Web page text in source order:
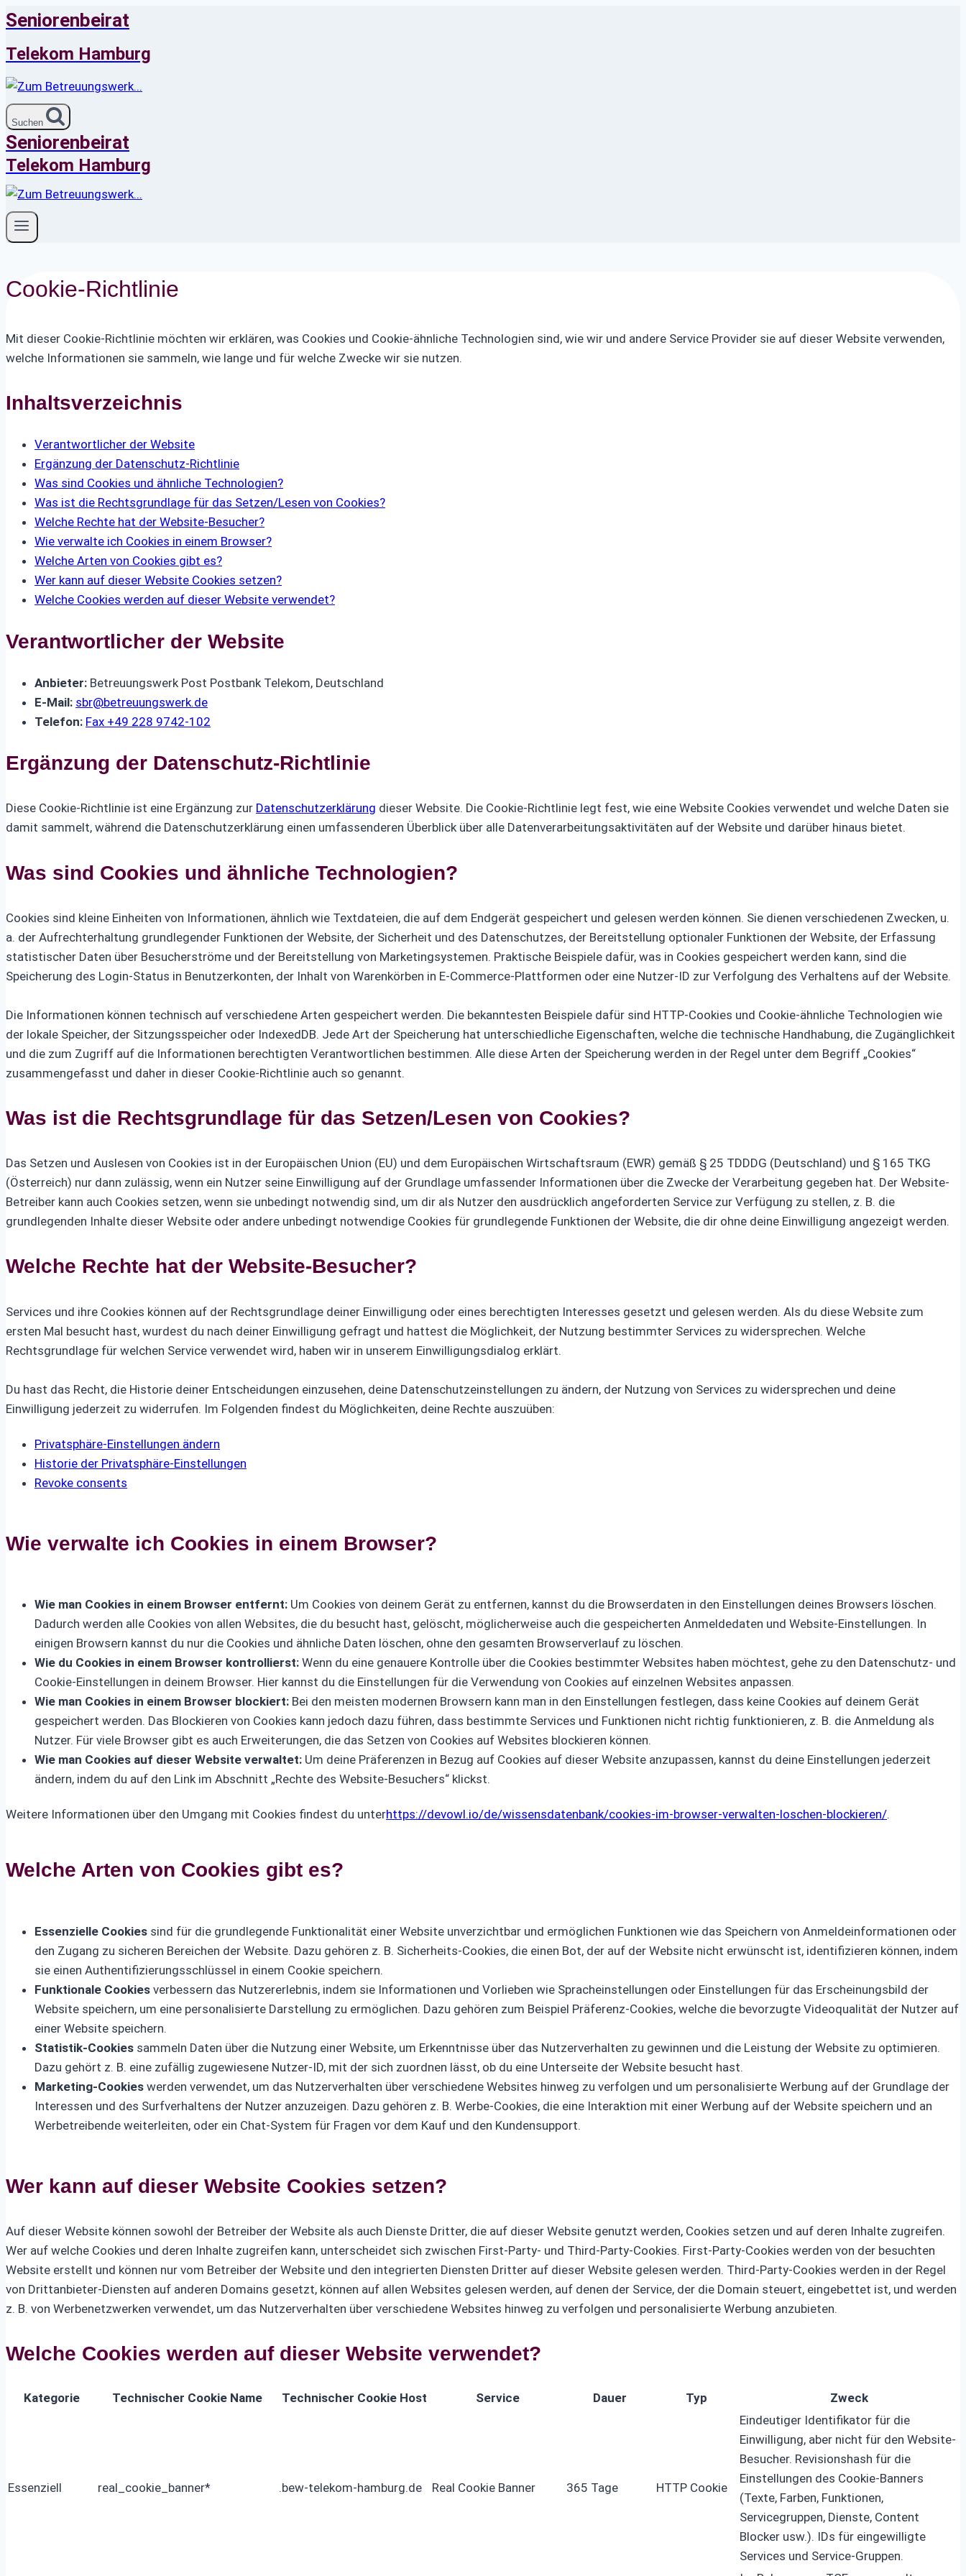
Zum
Inhalt
springen
Seniorenbeirat
Telekom Hamburg
Suchen
Seniorenbeirat
Telekom Hamburg
Cookie-Richtlinie
Mit dieser Cookie-Richtlinie möchten wir erklären, was Cookies und Cookie-ähnliche Technologien sind, wie wir und andere Service Provider sie auf dieser Website verwenden,
welche Informationen sie sammeln, wie lange und für welche Zwecke wir sie nutzen.
Inhaltsverzeichnis
Verantwortlicher der Website
Ergänzung der Datenschutz-Richtlinie
Was sind Cookies und ähnliche Technologien?
Was ist die Rechtsgrundlage für das Setzen/Lesen von Cookies?
Welche Rechte hat der Website-Besucher?
Wie verwalte ich Cookies in einem Browser?
Welche Arten von Cookies gibt es?
Wer kann auf dieser Website Cookies setzen?
Welche Cookies werden auf dieser Website verwendet?
Verantwortlicher der Website
Anbieter: Betreuungswerk Post Postbank Telekom, Deutschland
E-Mail: sbr@betreuungswerk.de
Telefon: Fax +49 228 9742-102
Ergänzung der Datenschutz-Richtlinie
Diese Cookie-Richtlinie ist eine Ergänzung zur Datenschutzerklärung dieser Website. Die Cookie-Richtlinie legt fest, wie eine Website Cookies verwendet und welche Daten sie
damit sammelt, während die Datenschutzerklärung einen umfassenderen Überblick über alle Datenverarbeitungsaktivitäten auf der Website und darüber hinaus bietet.
Was sind Cookies und ähnliche Technologien?
Cookies sind kleine Einheiten von Informationen, ähnlich wie Textdateien, die auf dem Endgerät gespeichert und gelesen werden können. Sie dienen verschiedenen Zwecken, u.
a. der Aufrechterhaltung grundlegender Funktionen der Website, der Sicherheit und des Datenschutzes, der Bereitstellung optionaler Funktionen der Website, der Erfassung
statistischer Daten über Besucherströme und der Bereitstellung von Marketingsystemen. Praktische Beispiele dafür, was in Cookies gespeichert werden kann, sind die
Speicherung des Login-Status in Benutzerkonten, der Inhalt von Warenkörben in E-Commerce-Plattformen oder eine Nutzer-ID zur Verfolgung des Verhaltens auf der Website.
Die Informationen können technisch auf verschiedene Arten gespeichert werden. Die bekanntesten Beispiele dafür sind HTTP-Cookies und Cookie-ähnliche Technologien wie
der lokale Speicher, der Sitzungsspeicher oder IndexedDB. Jede Art der Speicherung hat unterschiedliche Eigenschaften, welche die technische Handhabung, die Zugänglichkeit
und die zum Zugriff auf die Informationen berechtigten Verantwortlichen bestimmen. Alle diese Arten der Speicherung werden in der Regel unter dem Begriff „Cookies“
zusammengefasst und daher in dieser Cookie-Richtlinie auch so genannt.
Was ist die Rechtsgrundlage für das Setzen/Lesen von Cookies?
Das Setzen und Auslesen von Cookies ist in der Europäischen Union (EU) und dem Europäischen Wirtschaftsraum (EWR) gemäß § 25 TDDDG (Deutschland) und § 165 TKG
(Österreich) nur dann zulässig, wenn ein Nutzer seine Einwilligung auf der Grundlage umfassender Informationen über die Zwecke der Verarbeitung gegeben hat. Der Website-
Betreiber kann auch Cookies setzen, wenn sie unbedingt notwendig sind, um dir als Nutzer den ausdrücklich angeforderten Service zur Verfügung zu stellen, z. B. die
grundlegenden Inhalte dieser Website oder andere unbedingt notwendige Cookies für grundlegende Funktionen der Website, die dir ohne deine Einwilligung angezeigt werden.
Welche Rechte hat der Website-Besucher?
Services und ihre Cookies können auf der Rechtsgrundlage deiner Einwilligung oder eines berechtigten Interesses gesetzt und gelesen werden. Als du diese Website zum
ersten Mal besucht hast, wurdest du nach deiner Einwilligung gefragt und hattest die Möglichkeit, der Nutzung bestimmter Services zu widersprechen. Welche
Rechtsgrundlage für welchen Service verwendet wird, haben wir in unserem Einwilligungsdialog erklärt.
Du hast das Recht, die Historie deiner Entscheidungen einzusehen, deine Datenschutzeinstellungen zu ändern, der Nutzung von Services zu widersprechen und deine
Einwilligung jederzeit zu widerrufen. Im Folgenden findest du Möglichkeiten, deine Rechte auszuüben:
Privatsphäre-Einstellungen ändern
Historie der Privatsphäre-Einstellungen
Revoke consents
Wie verwalte ich Cookies in einem Browser?
Wie man Cookies in einem Browser entfernt: Um Cookies von deinem Gerät zu entfernen, kannst du die Browserdaten in den Einstellungen deines Browsers löschen.
Dadurch werden alle Cookies von allen Websites, die du besucht hast, gelöscht, möglicherweise auch die gespeicherten Anmeldedaten und Website-Einstellungen. In
einigen Browsern kannst du nur die Cookies und ähnliche Daten löschen, ohne den gesamten Browserverlauf zu löschen.
Wie du Cookies in einem Browser kontrollierst: Wenn du eine genauere Kontrolle über die Cookies bestimmter Websites haben möchtest, gehe zu den Datenschutz- und
Cookie-Einstellungen in deinem Browser. Hier kannst du die Einstellungen für die Verwendung von Cookies auf einzelnen Websites anpassen.
Wie man Cookies in einem Browser blockiert: Bei den meisten modernen Browsern kann man in den Einstellungen festlegen, dass keine Cookies auf deinem Gerät
gespeichert werden. Das Blockieren von Cookies kann jedoch dazu führen, dass bestimmte Services und Funktionen nicht richtig funktionieren, z. B. die Anmeldung als
Nutzer. Für viele Browser gibt es auch Erweiterungen, die das Setzen von Cookies auf Websites blockieren können.
Wie man Cookies auf dieser Website verwaltet: Um deine Präferenzen in Bezug auf Cookies auf dieser Website anzupassen, kannst du deine Einstellungen jederzeit
ändern, indem du auf den Link im Abschnitt „Rechte des Website-Besuchers“ klickst.
Weitere Informationen über den Umgang mit Cookies findest du unterhttps://devowl.io/de/wissensdatenbank/cookies-im-browser-verwalten-loschen-blockieren/.
Welche Arten von Cookies gibt es?
Essenzielle Cookies sind für die grundlegende Funktionalität einer Website unverzichtbar und ermöglichen Funktionen wie das Speichern von Anmeldeinformationen oder
den Zugang zu sicheren Bereichen der Website. Dazu gehören z. B. Sicherheits-Cookies, die einen Bot, der auf der Website nicht erwünscht ist, identifizieren können, indem
sie einen Authentifizierungsschlüssel in einem Cookie speichern.
Funktionale Cookies verbessern das Nutzererlebnis, indem sie Informationen und Vorlieben wie Spracheinstellungen oder Einstellungen für das Erscheinungsbild der
Website speichern, um eine personalisierte Darstellung zu ermöglichen. Dazu gehören zum Beispiel Präferenz-Cookies, welche die bevorzugte Videoqualität der Nutzer auf
einer Website speichern.
Statistik-Cookies sammeln Daten über die Nutzung einer Website, um Erkenntnisse über das Nutzerverhalten zu gewinnen und die Leistung der Website zu optimieren.
Dazu gehört z. B. eine zufällig zugewiesene Nutzer-ID, mit der sich zuordnen lässt, ob du eine Unterseite der Website besucht hast.
Marketing-Cookies werden verwendet, um das Nutzerverhalten über verschiedene Websites hinweg zu verfolgen und um personalisierte Werbung auf der Grundlage der
Interessen und des Surfverhaltens der Nutzer anzuzeigen. Dazu gehören z. B. Werbe-Cookies, die eine Interaktion mit einer Werbung auf der Website speichern und an
Werbetreibende weiterleiten, oder ein Chat-System für Fragen vor dem Kauf und den Kundensupport.
Wer kann auf dieser Website Cookies setzen?
Auf dieser Website können sowohl der Betreiber der Website als auch Dienste Dritter, die auf dieser Website genutzt werden, Cookies setzen und auf deren Inhalte zugreifen.
Wer auf welche Cookies und deren Inhalte zugreifen kann, unterscheidet sich zwischen First-Party- und Third-Party-Cookies. First-Party-Cookies werden von der besuchten
Website erstellt und können nur vom Betreiber der Website und den integrierten Diensten Dritter auf dieser Website gelesen werden. Third-Party-Cookies werden in der Regel
von Drittanbieter-Diensten auf anderen Domains gesetzt, können auf allen Websites gelesen werden, auf denen der Service, der die Domain steuert, eingebettet ist, und werden
z. B. von Werbenetzwerken verwendet, um das Nutzerverhalten über verschiedene Websites hinweg zu verfolgen und personalisierte Werbung anzubieten.
Welche Cookies werden auf dieser Website verwendet?
Kategorie Technischer Cookie Name Technischer Cookie Host Service Dauer Typ Zweck
Essenziell real_cookie_banner* .bew-telekom-hamburg.de Real Cookie Banner 365 Tage HTTP Cookie
Eindeutiger Identifikator für die
Einwilligung, aber nicht für den Website-
Besucher. Revisionshash für die
Einstellungen des Cookie-Banners
(Texte, Farben, Funktionen,
Servicegruppen, Dienste, Content
Blocker usw.). IDs für eingewilligte
Services und Service-Gruppen.